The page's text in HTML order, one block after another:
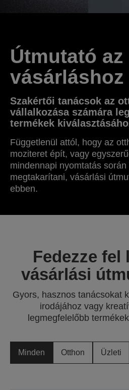
Útmutató
vásárláshoz
Szakértői tanácsok az
vállalkozása számára
termékek
Függetlenül attól, hogy az
moziteret épít, vagy
mindennapi nyomtatás
megtakarítani, vásárlási
ebben.
Fedezze fel
vásárlási
Gyors, hasznos tanácsokat
irodájához vagy
legmegfelelőbb
Minden Otthon Üzleti